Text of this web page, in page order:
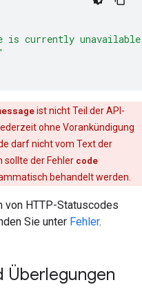
is currently
ist nicht Teil der API-
ohne Vorankündigung
darf nicht vom Text der
sollte der Fehler code
behandelt werden.
von HTTP-Statuscodes
Sie unter Fehler.
Überlegungen